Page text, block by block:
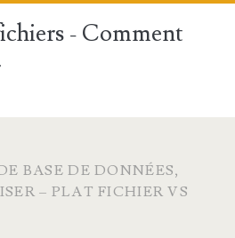
- Comment
BASE DE DONNÉES,
– PLAT FICHIER VS